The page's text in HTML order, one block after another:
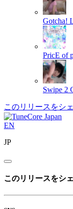
Gotcha!
PricE of
Swipe 2
このリリースをシ
EN
JP
このリリースをシ